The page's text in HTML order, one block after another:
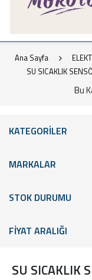
Ana Sayfa
SU SICAKLIK
Bu
KATEGORİLER
MARKALAR
STOK DURUMU
FİYAT ARALIĞI
SU SICAKLIK